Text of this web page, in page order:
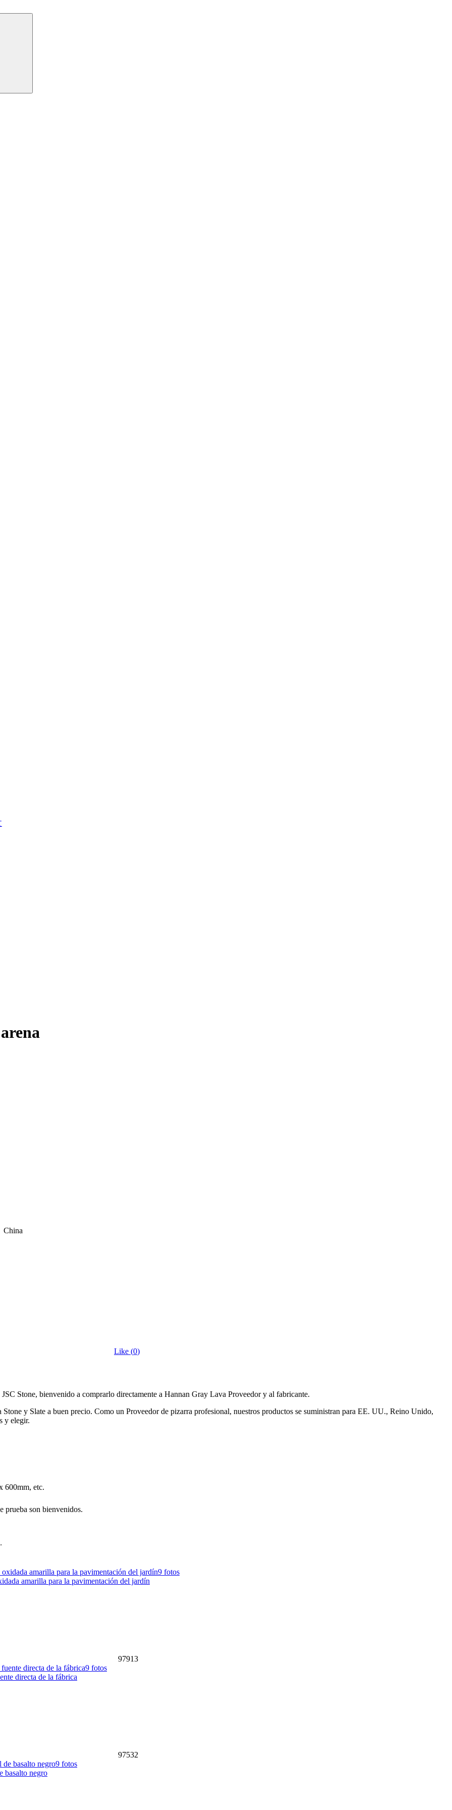
China
Like (0)
Stone, bienvenido a comprarlo directamente a Hannan Gray Lava Proveedor y al fabricante.
y Slate a buen precio. Como un Proveedor de pizarra profesional, nuestros productos se suministran para EE. UU., Reino Unido,
y elegir.
600mm, etc.
prueba son bienvenidos.
9 fotos
amarilla para la pavimentación del jardín
97913
9 fotos
directa de la fábrica
97532
9 fotos
basalto negro